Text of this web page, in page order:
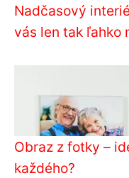
Nadčasový
vás len tak ľahko
Obraz z fotky –
každého?